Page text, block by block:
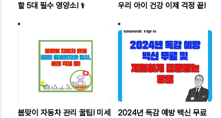
할 5대 필수 영양소! ⚕️
우리 아이 건강 이제 걱정 끝!
봄맞이 자동차 관리 꿀팁! 미세
2024년 독감 예방 백신 무료